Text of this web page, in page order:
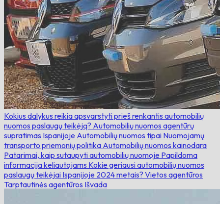
Kokius dalykus reikia apsvarstyti prieš renkantis automobilių
nuomos paslaugų teikėją? Automobilių nuomos agentūrų
supratimas Ispanijoje Automobilių nuomos tipai Nuomojamų
transporto priemonių politika Automobilių nuomos kainodara
Patarimai, kaip sutaupyti automobilių nuomoje Papildoma
informacija keliautojams Kokie geriausi automobilių nuomos
paslaugų teikėjai Ispanijoje 2024 metais? Vietos agentūros
Tarptautinės agentūros Išvada